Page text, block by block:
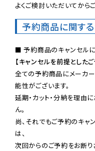
よくご検討いただいてから
予約商品に関す
【キャンセルを前提とした
全ての予約商品にメーカー
能性がございます。
延期・カット・分納を理由
ん。
尚、それでもご予約のキ
は、
次回からのご予約をお断り